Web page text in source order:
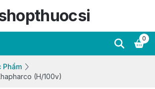
0
Phẩm
(H/100v)